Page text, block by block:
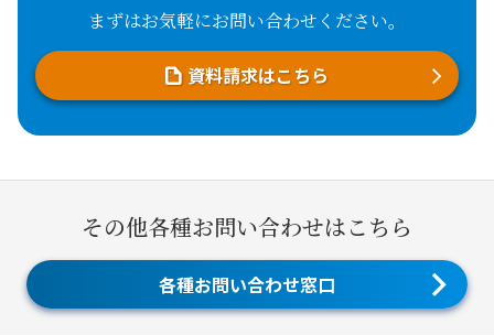
まずはお気軽にお問い合わせください。
資料請求はこちら
その他各種お問い合わせはこちら
各種お問い合わせ窓口